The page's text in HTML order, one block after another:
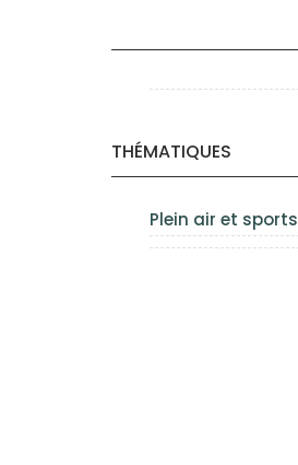
THÉMATIQUES
Plein air et sports